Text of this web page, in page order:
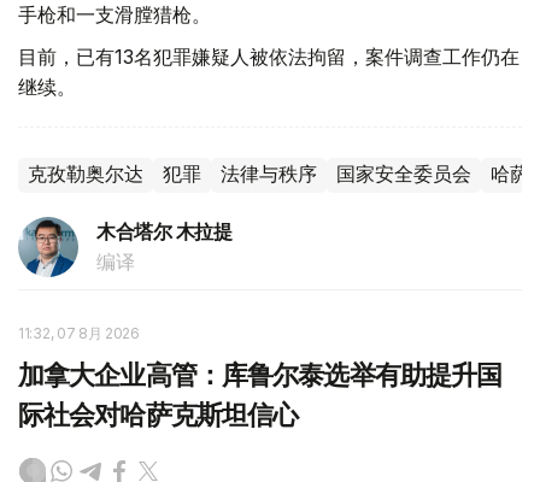
手枪和一支滑膛猎枪。
目前，已有13名犯罪嫌疑人被依法拘留，案件调查工作仍在
继续。
克孜勒奥尔达 犯罪 法律与秩序 国家安全委员会 哈萨
木合塔尔 木拉提
编译
11:32, 07 8月 2026
加拿大企业高管：库鲁尔泰选举有助提升国
际社会对哈萨克斯坦信心